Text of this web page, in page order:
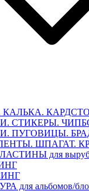
КАЛЬКА.
СТИКЕРЫ.
ПУГОВИЦЫ.
ШПАГАТ.
для
для альбомов/